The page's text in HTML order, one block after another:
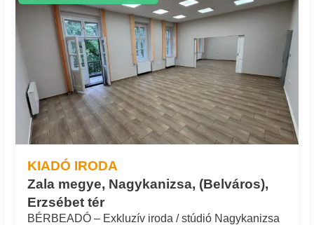
KIADÓ IRODA
Zala megye, Nagykanizsa, (Belváros),
Erzsébet tér
BÉRBEADÓ – Exkluzív iroda / stúdió Nagykanizsa